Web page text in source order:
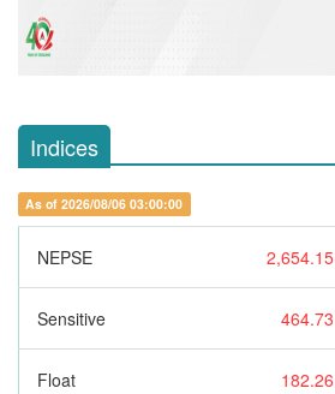
Indices
As of 2026/08/06 03:00:00
NEPSE 2,654.15
Sensitive 464.73
Float 182.26